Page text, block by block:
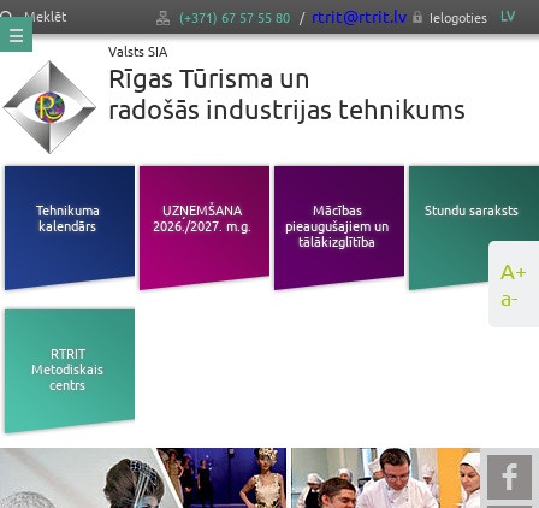
A+
a-
Meklēt (+371) 67 57 55 80 / rtrit@rtrit.lv Ielogoties
LV
Valsts SIA
Rīgas Tūrisma un
radošās industrijas tehnikums
Tehnikuma
kalendārs
UZŅEMŠANA
2026./2027. m.g.
Mācības
pieaugušajiem un
tālākizglītība
Stundu saraksts
RTRIT
Metodiskais
centrs